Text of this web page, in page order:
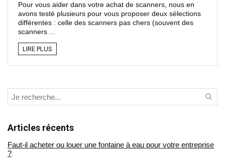
Pour vous aider dans votre achat de scanners, nous en
avons testé plusieurs pour vous proposer deux sélections
différentes : celle des scanners pas chers (souvent des
scanners ...
LIRE PLUS
Articles récents
Faut-il acheter ou louer une fontaine à eau pour votre entreprise
?